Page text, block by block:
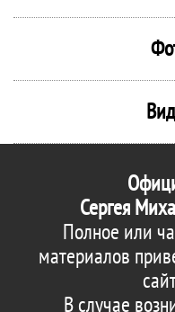
Сергея
Полное или
материалов
В случае